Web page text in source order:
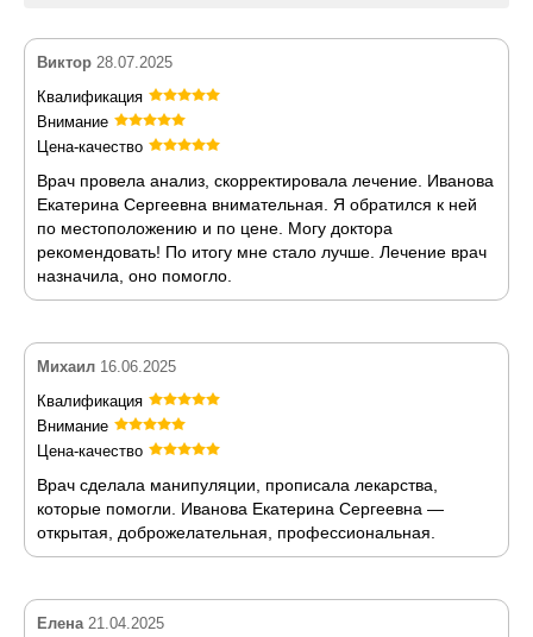
Виктор 28.07.2025
Квалификация
Внимание
Цена-качество
Врач провела анализ, скорректировала лечение. Иванова
Екатерина Сергеевна внимательная. Я обратился к ней
по местоположению и по цене. Могу доктора
рекомендовать! По итогу мне стало лучше. Лечение врач
назначила, оно помогло.
Михаил 16.06.2025
Квалификация
Внимание
Цена-качество
Врач сделала манипуляции, прописала лекарства,
которые помогли. Иванова Екатерина Сергеевна —
открытая, доброжелательная, профессиональная.
Елена 21.04.2025